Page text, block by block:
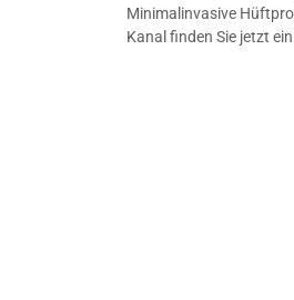
Minimalinvasive
Kanal finden Sie jetzt